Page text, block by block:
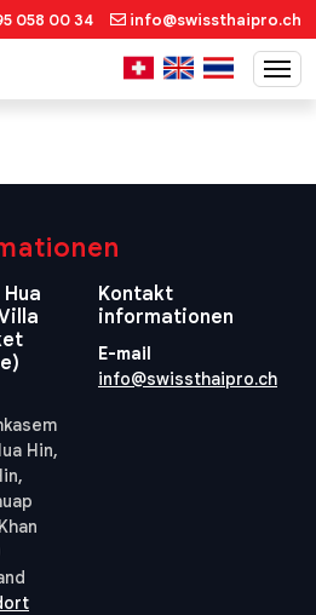
058 00 34 info@swissthaipro.ch
Hin,
Kontakt
informationen
E-mail
info@swissthaipro.ch